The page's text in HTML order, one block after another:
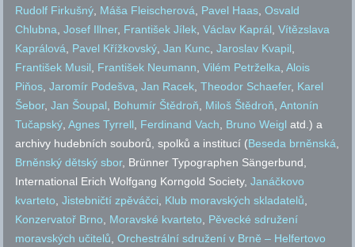
Rudolf Firkušný, Máša Fleischerová, Pavel Haas,Osvald
Chlubna,Josef Illner, František Jílek,Václav Kaprál,Vítězslava
Kaprálová, Pavel Křížkovský,Jan Kunc,Jaroslav Kvapil,
František Musil, František Neumann,Vilém Petrželka,Alois
Piňos,Jaromír Podešva,Jan Racek,Theodor Schaefer, Karel
Šebor,Jan Šoupal, Bohumír Štědroň, Miloš Štědroň,Antonín
Tučapský,Agnes Tyrrell, Ferdinand Vach, Bruno Weigl atd.) a
archivy hudebních souborů, spolků a institucí (Beseda brněnská,
Brněnský dětský sbor, Brünner Typographen Sängerbund,
International Erich Wolfgang Korngold Society,Janáčkovo
kvarteto,Jistebničtí zpěváčci, Klub moravských skladatelů,
Konzervatoř Brno, Moravské kvarteto, Pěvecké sdružení
moravských učitelů,Orchestrální sdružení v Brně – Helfertovo